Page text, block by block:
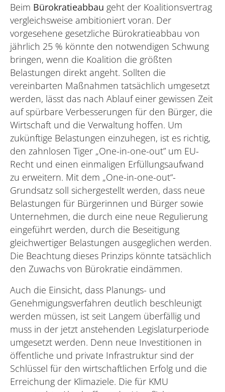
Beim Bürokratieabbau geht der Koalitionsvertrag
vergleichsweise ambitioniert voran. Der
vorgesehene gesetzliche Bürokratieabbau von
jährlich 25 % könnte den notwendigen Schwung
bringen, wenn die Koalition die größten
Belastungen direkt angeht. Sollten die
vereinbarten Maßnahmen tatsächlich umgesetzt
werden, lässt das nach Ablauf einer gewissen Zeit
auf spürbare Verbesserungen für den Bürger, die
Wirtschaft und die Verwaltung hoffen. Um
zukünftige Belastungen einzuhegen, ist es richtig,
den zahnlosen Tiger „One-in-one-out” um EU-
Recht und einen einmaligen Erfüllungsaufwand
zu erweitern. Mit dem „One-in-one-out“-
Grundsatz soll sichergestellt werden, dass neue
Belastungen für Bürgerinnen und Bürger sowie
Unternehmen, die durch eine neue Regulierung
eingeführt werden, durch die Beseitigung
gleichwertiger Belastungen ausgeglichen werden.
Die Beachtung dieses Prinzips könnte tatsächlich
den Zuwachs von Bürokratie eindämmen.
Auch die Einsicht, dass Planungs- und
Genehmigungsverfahren deutlich beschleunigt
werden müssen, ist seit Langem überfällig und
muss in der jetzt anstehenden Legislaturperiode
umgesetzt werden. Denn neue Investitionen in
öffentliche und private Infrastruktur sind der
Schlüssel für den wirtschaftlichen Erfolg und die
Erreichung der Klimaziele. Die für KMU